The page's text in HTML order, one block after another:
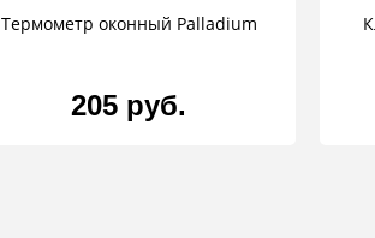
Термометр оконный Palladium
205 руб.